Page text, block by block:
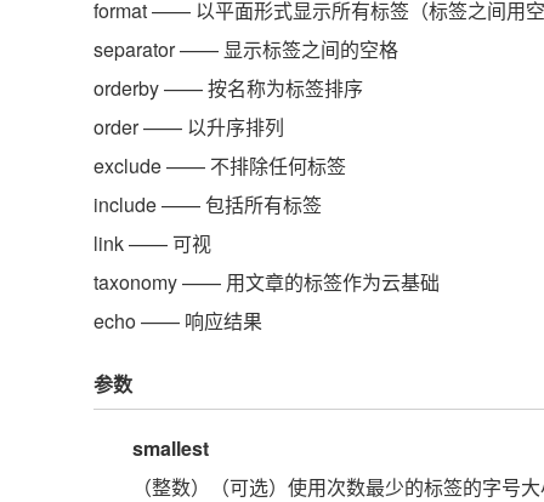
format—— 以平面形式显示所有标签（标签之间用
separator—— 显示标签之间的空格
orderby—— 按名称为标签排序
order—— 以升序排列
exclude—— 不排除任何标签
include—— 包括所有标签
link—— 可视
taxonomy—— 用文章的标签作为云基础
echo—— 响应结果
参数
smallest
（整数）（可选）使用次数最少的标签的字号